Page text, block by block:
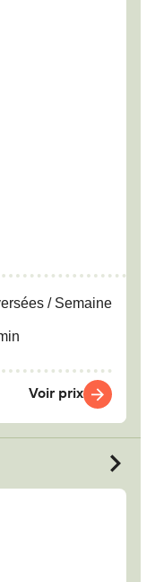
/ Semaine
Voir prix